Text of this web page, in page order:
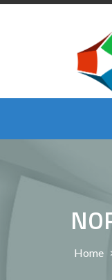
Saltar
Home